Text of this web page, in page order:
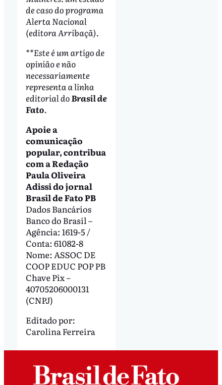
de caso do programa
Alerta Nacional
(editora Arribaçã).
**Este é um artigo de
opinião e não
necessariamente
representa a linha
editorial doBrasil de
Fato.
Apoie a
comunicação
popular, contribua
com a Redação
Paula Oliveira
Adissi do jornal
Brasil de Fato PB
Dados Bancários
Banco do Brasil –
Agência: 1619-5 /
Conta: 61082-8
Nome: ASSOC DE
COOP EDUC POP PB
Chave Pix –
40705206000131
(CNPJ)
Editado por:
Carolina Ferreira